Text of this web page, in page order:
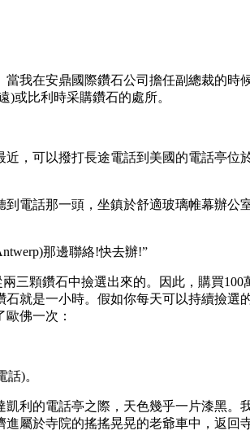
在安鼎國際鑽石公司擔任副總裁的時
或比利時采購鑽石的處所。
可以撥打長途電話到美國的電話亭位
話那一頭，坐鎮於舒適玻璃帷幕辦公
那邊聯絡!快去辦!”
顆鑽石中撿選出來的。因此，購買100
就是一小時。假如你每天可以持續撿選
佛一次：
)。
的電話亭之際，天色幾乎一片漆黑。
屬於寺院的搖搖晃晃的老爺車中，返回